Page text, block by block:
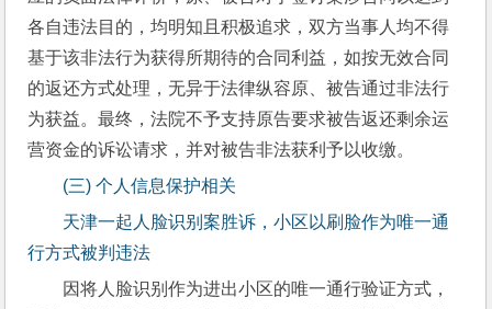
各自违法目的，均明知且积极追求，双方当事人均不得
基于该非法行为获得所期待的合同利益，如按无效合同
的返还方式处理，无异于法律纵容原、被告通过非法行
为获益。最终，法院不予支持原告要求被告返还剩余运
营资金的诉讼请求，并对被告非法获利予以收缴。
(三) 个人信息保护相关
天津一起人脸识别案胜诉，小区以刷脸作为唯一通
行方式被判违法
因将人脸识别作为进出小区的唯一通行验证方式，